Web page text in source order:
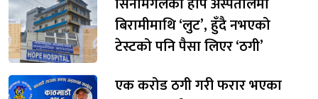
बिरामीमाथि ‘लुट’, हुँदै नभएको
टेस्टको पनि पैसा लिएर ‘ठगी’
एक करोड ठगी गरी फरार भएका